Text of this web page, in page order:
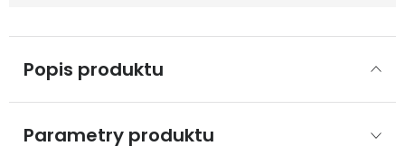
Popis produktu
Parametry produktu